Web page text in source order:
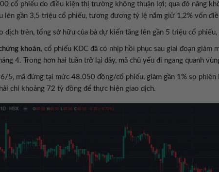
cổ phiếu do điều kiện thị trường không thuận lợi; qua đó nâng
lên gần 3,5 triệu cổ phiếu, tương đương tỷ lệ nắm giữ 1,2% vốn
dịch trên, tổng sở hữu của bà dự kiến tăng lên gần 5 triệu cổ
khoán, cổ phiếu KDC đã có nhịp hồi phục sau giai đoạn giảm
4. Trong hơn hai tuần trở lại đây, mã chủ yếu đi ngang quanh
5, mã đứng tại mức 48.050 đồng/cổ phiếu, giảm gần 1% so
chi khoảng 72 tỷ đồng để thực hiện giao dịch.